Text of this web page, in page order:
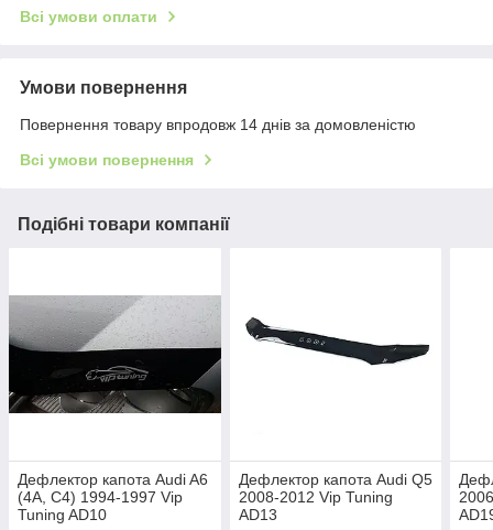
Всі умови оплати
Умови повернення
Повернення товару впродовж 14 днів за домовленістю
Всі умови повернення
Подібні товари компанії
Дефлектор капота Audi A6
(4А, С4) 1994-1997 Vip
Tuning AD10
Дефлектор капота Audi Q5
2008-2012 Vip Tuning
AD13